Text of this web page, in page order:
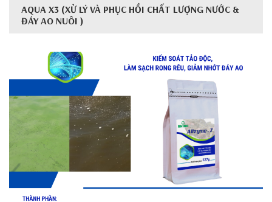
AQUA X3 (XỬ LÝ VÀ PHỤC HỒI CHẤT LƯỢNG NƯỚC &
ĐÁY AO NUÔI )